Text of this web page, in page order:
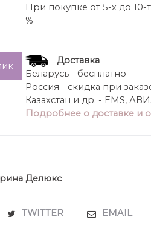
При покупке от 5-х до 10-
%
Доставка
Беларусь - бесплатно
Россия - скидка при
Казахстан и др. - EMS,
Подробнее о доставке и
Делюкс
TWITTER EMAIL